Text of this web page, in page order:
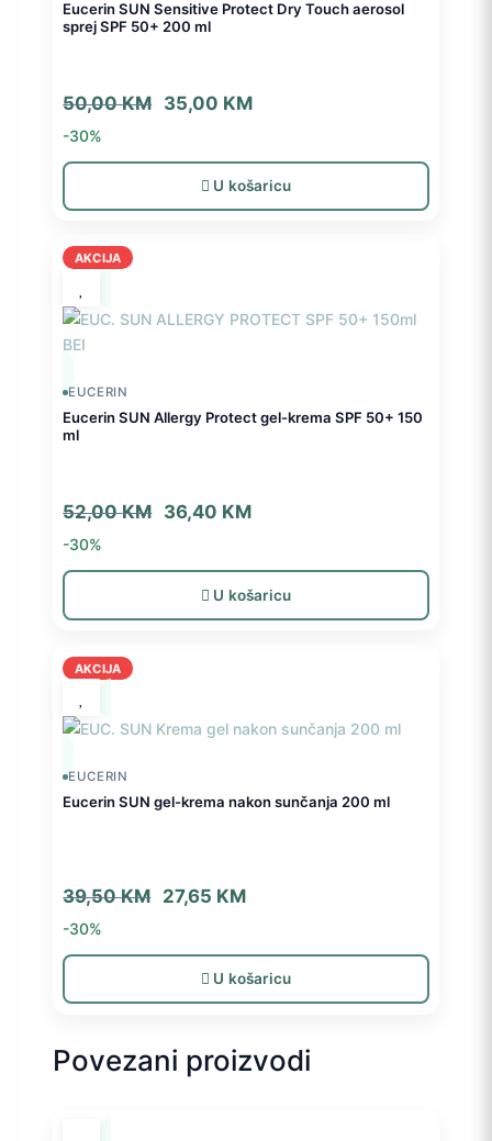
Eucerin SUN Sensitive Protect Dry Touch aerosol
sprej SPF 50+ 200 ml
50,00KM
Izvorna
35,00 KMTrenutna
35,00 KM.
-30%
U košaricu
AKCIJA
EUCERIN
Eucerin SUN Allergy Protect gel-krema SPF 50+ 150
ml
52,00KM
Izvorna
36,40 KMTrenutna
36,40 KM.
-30%
U košaricu
AKCIJA
EUCERIN
Eucerin SUN gel-krema nakon sunčanja 200 ml
39,50KM
Izvorna
27,65 KMTrenutna
27,65 KM.
-30%
U košaricu
Povezani proizvodi